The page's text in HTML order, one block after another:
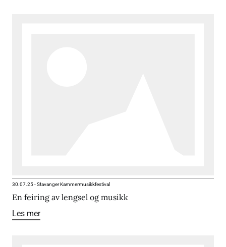
30.07.25-Stavanger Kammermusikkfestival
En feiring av lengsel og musikk
Les mer